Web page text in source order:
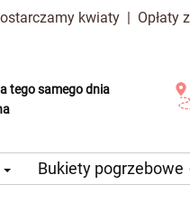
kwiaty | Opłaty
tego samego dnia
już od 99 CZK
dostawy
Bukiety pogrzebowe